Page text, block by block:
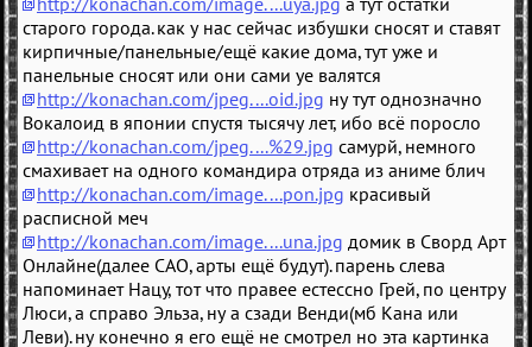
старого города. как у нас сейчас избушки сносят и ставят
кирпичные/панельные/ещё какие дома, тут уже и
панельные сносят или они сами уе валятся
http://konachan.com/jpeg....oid.jpg ну тут однозначно
Вокалоид в японии спустя тысячу лет, ибо всё поросло
http://konachan.com/jpeg....%29.jpg самурй, немного
смахивает на одного командира отряда из аниме блич
http://konachan.com/image....pon.jpg красивый
расписной меч
http://konachan.com/image....una.jpg домик в Сворд Арт
Онлайне(далее САО, арты ещё будут). парень слева
напоминает Нацу, тот что правее естессно Грей, по центру
Люси, а справо Эльза, ну а сзади Венди(мб Кана или
Леви). ну конечно я его ещё не смотрел но эта картинка